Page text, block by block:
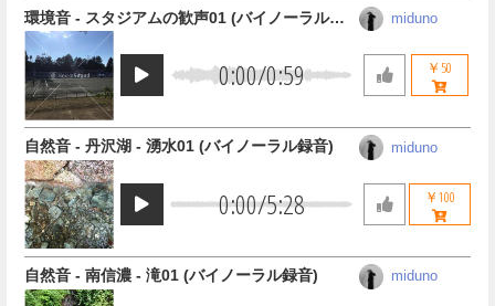
0:00/0:59
環境音 - スタジアムの歓声01 (バイノーラル録
音)
miduno
￥50
0:00/5:28
自然音 - 丹沢湖 - 湧水01 (バイノーラル録音) miduno
￥100
自然音 - 南信濃 - 滝01 (バイノーラル録音) miduno